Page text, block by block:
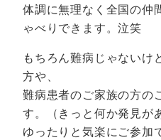
体調に無理なく全国の仲
ゃべりできます。泣笑
もちろん難病じゃないけ
方や、
難病患者のご家族の方の
す。（きっと何か発見が
ゆったりと気楽にご参加